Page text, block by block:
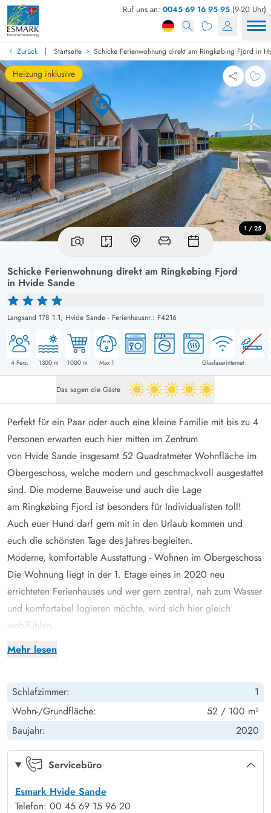
Ruf uns an: 0045 69 16 95 95 (9-20 Uhr)
Zurück | Startseite Schicke Ferienwohnung direkt am Ringkøbing Fjord in
Schicke Ferienwohnung direkt am Ringkøbing Fjord
in Hvide Sande
Langsand 178 1.1, Hvide Sande - Ferienhausnr.: F4216
4Pers. 1300m 1000 m Max 1 Glasfaserinternet
Heizung inklusive
1 / 25
Das sagen die Gäste 5 von 5
Mehr lesen
Perfekt für ein Paar oder auch eine kleine Familie mit bis zu 4
Personen erwarten euch hier mitten im Zentrum
von Hvide Sande insgesamt 52 Quadratmeter Wohnfläche im
Obergeschoss, welche modern und geschmackvoll ausgestattet
sind. Die moderne Bauweise und auch die Lage
am Ringkøbing Fjord ist besonders für Individualisten toll!
Auch euer Hund darf gern mit in den Urlaub kommen und
euch die schönsten Tage des Jahres begleiten.
Moderne, komfortable Ausstattung - Wohnen im Obergeschoss
Die Wohnung liegt in der 1. Etage eines in 2020 neu
errichteten Ferienhauses und wer gern zentral, nah zum Wasser
und komfortabel logieren möchte, wird sich hier gleich
wohlfühlen.
Insgesamt steht euch auf Langsand 178, 1. Etage ein zentraler
oben auf einem Hems - ein beliebter Bereich für größere
Kinder.
Ein überdachter und geschlossener Balkon ermöglicht euch,
draußen zu sitzen und hier könnt ihr den Blick schweifen
lassen, entspannt in der Sonne sitzen und ein Buch lesen oder
zuzubereiten.
Schlafzimmer:
1
Wohn-/Grundfläche:
52 / 100 m²
Baujahr:
2020
Servicebüro
Esmark Hvide Sande
Telefon: 00 45 69 15 96 20